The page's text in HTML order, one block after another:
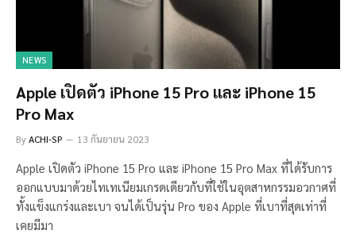
NEWS
Apple เปิดตัว iPhone 15 Pro และ iPhone 15
Pro Max
ByACHI-SP 13 กันยายน 2023
Apple เปิดตัว iPhone 15 Pro และ iPhone 15 Pro Max ที่ได้รับการ
ออกแบบมาด้วยไทเทเนียมเกรดเดียวกับที่ใช้ในอุตสาหกรรมอวกาศที่
ทั้งแข็งแกร่งและเบา จนได้เป็นรุ่น Pro ของ Apple ที่เบาที่สุดเท่าที่
เคยมีมา